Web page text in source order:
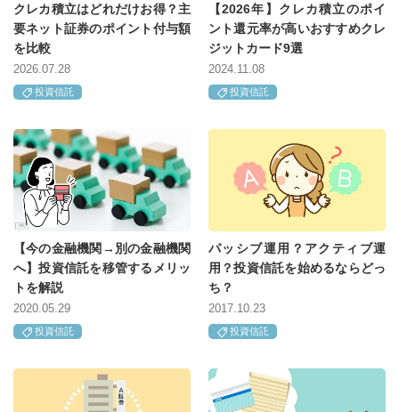
クレカ積立はどれだけお得？主
要ネット証券のポイント付与額
を比較
2026.07.28
投資信託
【2026年】クレカ積立のポイ
ント還元率が高いおすすめクレ
ジットカード9選
2024.11.08
投資信託
【今の金融機関→別の金融機関
へ】投資信託を移管するメリッ
トを解説
2020.05.29
投資信託
パッシブ運用？アクティブ運
用？投資信託を始めるならどっ
ち？
2017.10.23
投資信託